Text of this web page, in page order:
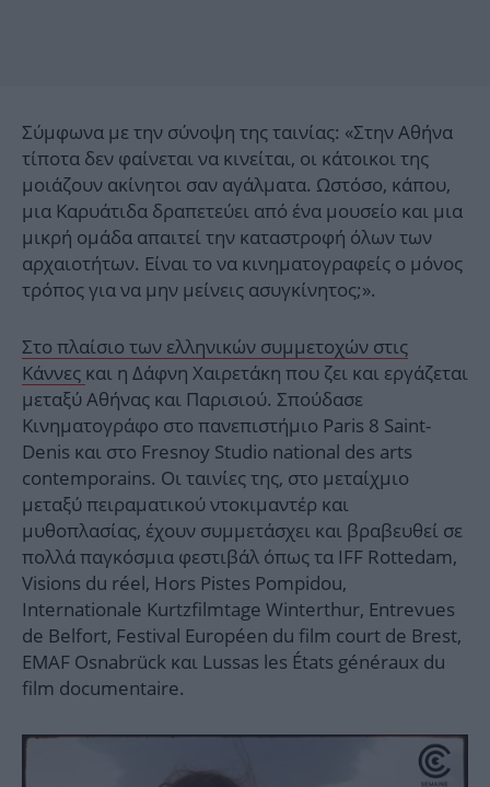
Σύμφωνα με την σύνοψη της ταινίας: «Στην Αθήνα
τίποτα δεν φαίνεται να κινείται, οι κάτοικοι της
μοιάζουν ακίνητοι σαν αγάλματα. Ωστόσο, κάπου,
μια Καρυάτιδα δραπετεύει από ένα μουσείο και μια
μικρή ομάδα απαιτεί την καταστροφή όλων των
αρχαιοτήτων. Είναι το να κινηματογραφείς ο μόνος
τρόπος για να μην μείνεις ασυγκίνητος;».
Στο πλαίσιο των ελληνικών συμμετοχών στις
Κάννες και η Δάφνη Χαιρετάκη που ζει και εργάζεται
μεταξύ Αθήνας και Παρισιού. Σπούδασε
Κινηματογράφο στο πανεπιστήμιο Paris 8 Saint-
Denis και στο Fresnoy Studio national des arts
contemporains. Οι ταινίες της, στο μεταίχμιο
μεταξύ πειραματικού ντοκιμαντέρ και
μυθοπλασίας, έχουν συμμετάσχει και βραβευθεί σε
πολλά παγκόσμια φεστιβάλ όπως τα IFF Rottedam,
Visions du réel, Hors Pistes Pompidou,
Internationale Kurtzfilmtage Winterthur, Entrevues
de Belfort, Festival Européen du film court de Brest,
EMAF Osnabrück και Lussas les États généraux du
film documentaire.